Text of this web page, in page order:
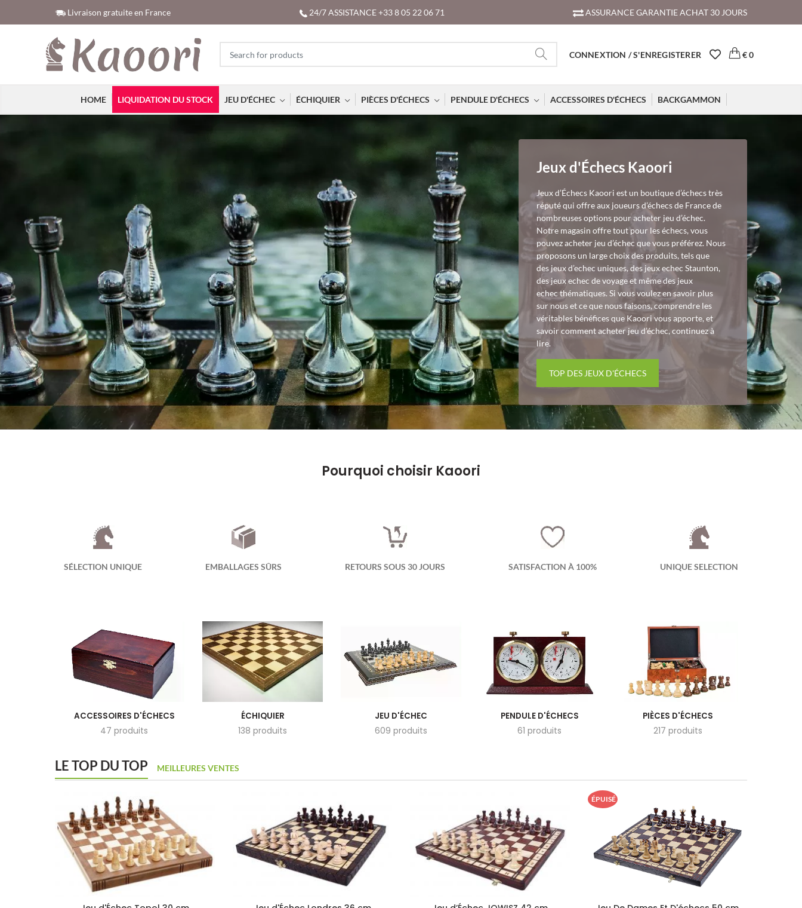
Livraison gratuite en France 24/7 ASSISTANCE +33 8 05 22 06 71 ASSURANCE GARANTIE ACHAT 30 JOURS
CONNEXTION / S'ENREGISTERER €0
HOME LIQUIDATION DU STOCK JEU D'ÉCHEC ÉCHIQUIER PIÈCES D'ÉCHECS PENDULE D'ÉCHECS ACCESSOIRES D'ÉCHECS BACKGAMMON
Jeux d'Échecs Kaoori
Jeux d’Échecs Kaoori est un boutique d’échecs très
réputé qui offre aux joueurs d’échecs de France de
nombreuses options pour acheter jeu d’échec.
Notre magasin offre tout pour les échecs, vous
pouvez acheter jeu d’échec que vous préférez. Nous
proposons un large choix des produits, tels que
des jeux d’echec uniques, des jeux echec Staunton,
des jeux echec de voyage et même des jeux
echec thématiques. Si vous voulez en savoir plus
sur nous et ce que nous faisons, comprendre les
véritables bénéfices que Kaoori vous apporte, et
savoir comment acheter jeu d’échec, continuez à
lire.
TOP DES JEUX D'ÉCHECS
Pourquoi choisir Kaoori
SÉLECTION UNIQUE EMBALLAGES SÛRS RETOURS SOUS 30 JOURS SATISFACTION À 100% UNIQUE SELECTION
ACCESSOIRES D'ÉCHECS
47 produits
ÉCHIQUIER
138 produits
JEU D'ÉCHEC
609 produits
PENDULE D'ÉCHECS
61 produits
PIÈCES D'ÉCHECS
217 produits
LE TOP DU TOP MEILLEURES VENTES
ÉPUISÉ